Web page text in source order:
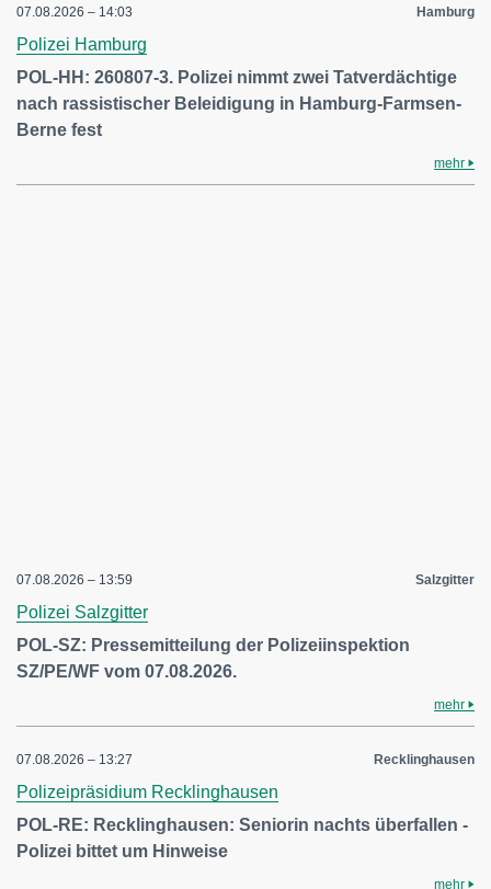
07.08.2026 – 14:03 Hamburg
Polizei Hamburg
POL-HH: 260807-3. Polizei nimmt zwei Tatverdächtige
nach rassistischer Beleidigung in Hamburg-Farmsen-
Berne fest
mehr
07.08.2026 – 13:59 Salzgitter
Polizei Salzgitter
POL-SZ: Pressemitteilung der Polizeiinspektion
SZ/PE/WF vom 07.08.2026.
mehr
07.08.2026 – 13:27 Recklinghausen
Polizeipräsidium Recklinghausen
POL-RE: Recklinghausen: Seniorin nachts überfallen -
Polizei bittet um Hinweise
mehr